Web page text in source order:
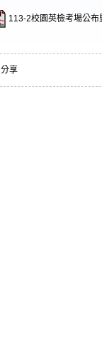
113-2校園英檢考場公
分享